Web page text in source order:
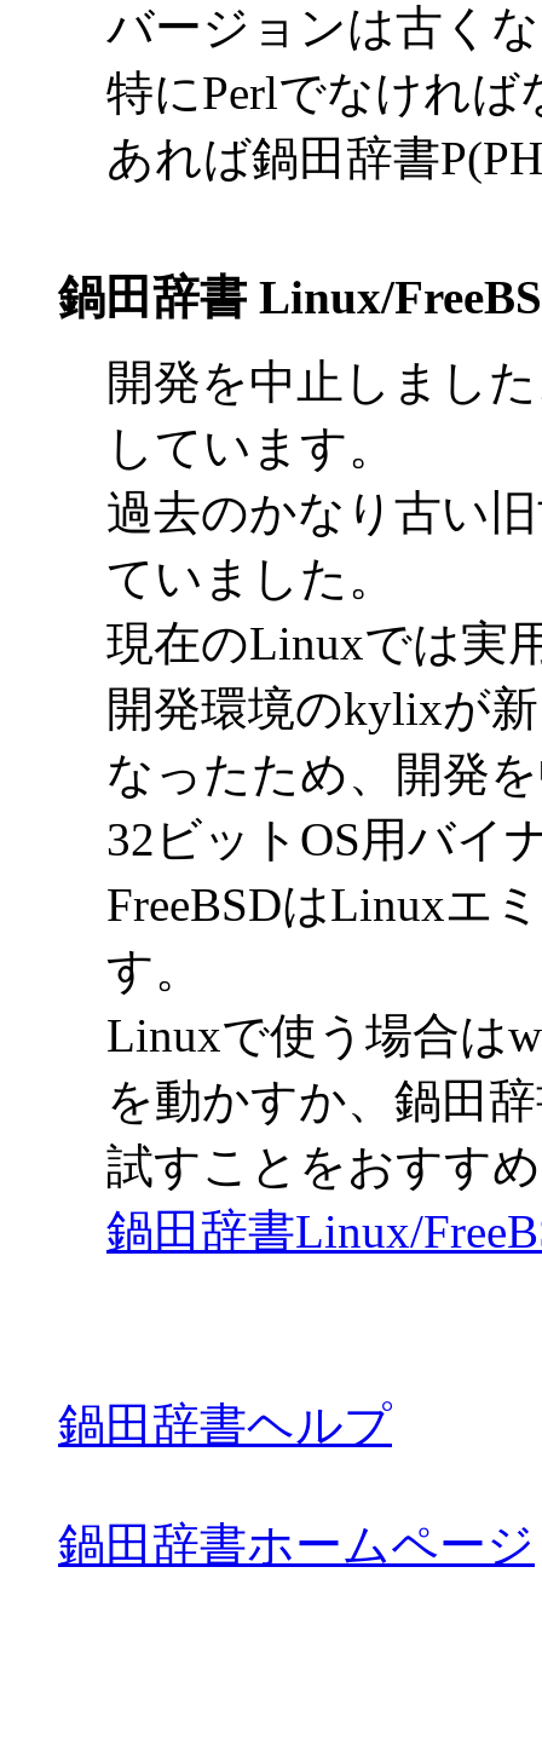
バージョンは古く
特にPerlでなけれ
あれば鍋田辞書
鍋田辞書 Linux/
開発を中止しまし
しています。
過去のかなり古い
ていました。
現在のLinuxでは実
開発環境のkylixが
なったため、開発
32ビットOS用バイ
FreeBSDはLinuxエ
す。
Linuxで使う場合は
を動かすか、鍋田
試すことをおすす
鍋田辞書Linux/
鍋田辞書ヘルプ
鍋田辞書ホームページ